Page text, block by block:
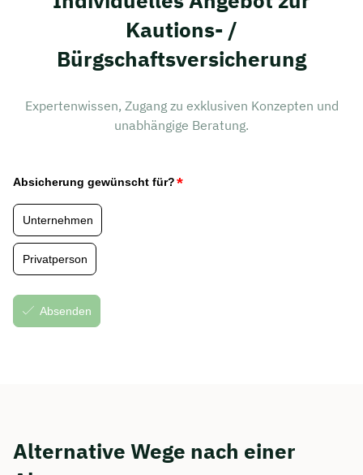
Kautions- /
Bürgschaftsversicherung
Expertenwissen, Zugang zu exklusiven Konzepten und
unabhängige Beratung.
Alternative Wege nach einer